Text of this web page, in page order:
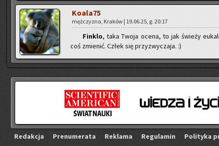
Ko­ala­75
męż­czy­zna, Kra­ków | 19.06.25, g. 20:17
Fin­klo, taka Twoja ocena, to jak świe­ży
coś zmie­nić. Człek się przy­zwy­cza­ja. :)
Re­dak­cja Pre­nu­me­ra­ta Re­kla­ma Re­gu­la­min Po­li­ty­ka